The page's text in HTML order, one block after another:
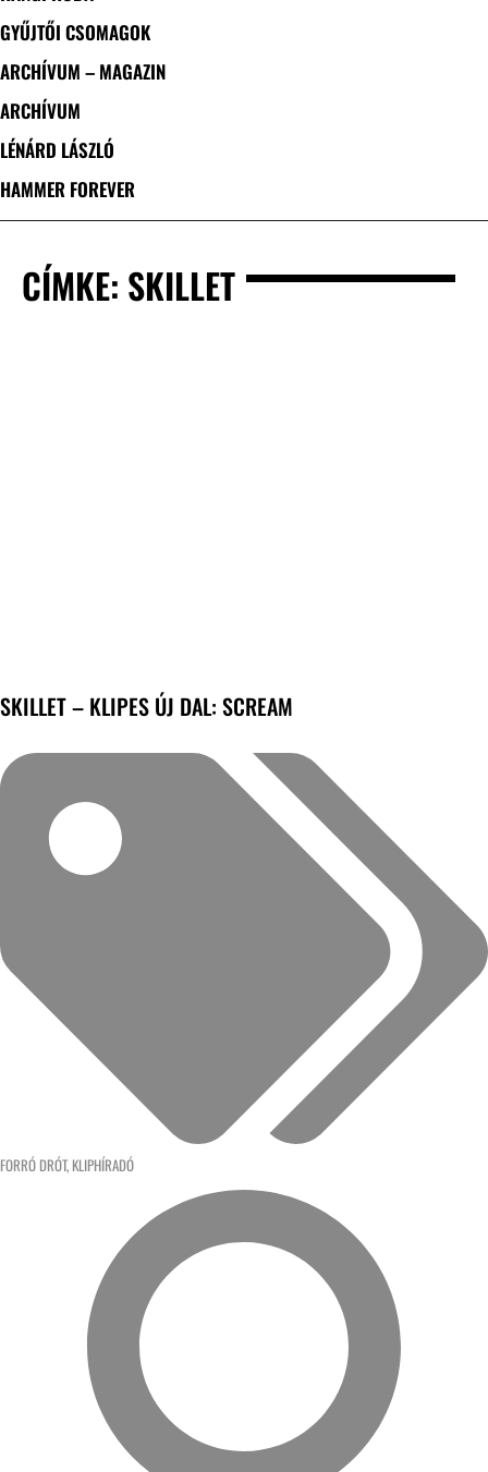
GYŰJTŐI CSOMAGOK
ARCHÍVUM – MAGAZIN
ARCHÍVUM
LÉNÁRD LÁSZLÓ
HAMMER FOREVER
CÍMKE: SKILLET
SKILLET – KLIPES ÚJ DAL: SCREAM
FORRÓ DRÓT, KLIPHÍRADÓ